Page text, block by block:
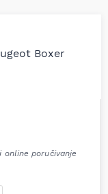
online poručivanje